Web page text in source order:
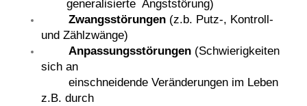
generalisierte Angststörung)
Zwangsstörungen (z.b. Putz-, Kontroll-
und Zählzwänge)
Anpassungsstörungen (Schwierigkeiten
sich an
einschneidende Veränderungen im Leben
z.B. durch